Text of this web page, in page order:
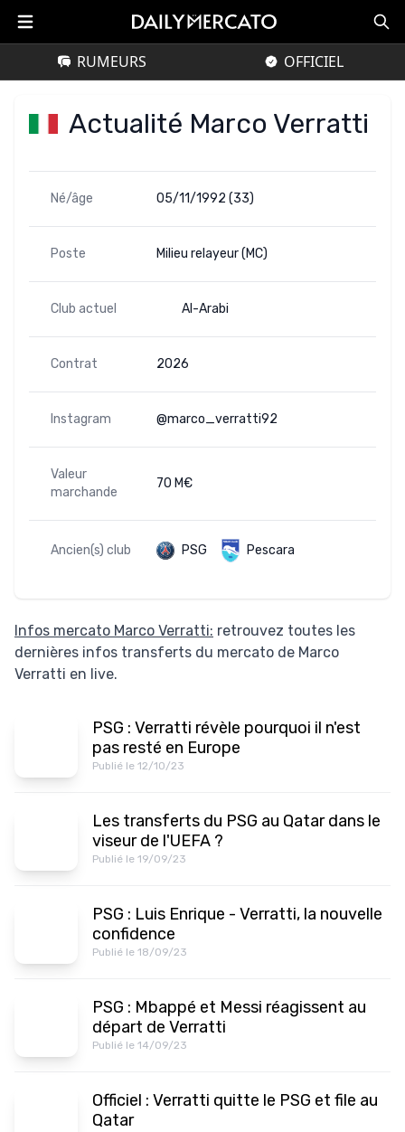
RUMEURS OFFICIEL
Actualité Marco Verratti
Né/âge 05/11/1992 (33)
Poste Milieu relayeur (MC)
Club actuel Al-Arabi
Contrat 2026
Instagram @marco_verratti92
Valeur
marchande
70 M€
Ancien(s) club PSG Pescara
Infos mercato Marco Verratti: retrouvez toutes les
dernières infos transferts du mercato de Marco
Verratti en live.
PSG : Verratti révèle pourquoi il n'est
pas resté en Europe
Publié le 12/10/23
Les transferts du PSG au Qatar dans le
viseur de l'UEFA ?
Publié le 19/09/23
PSG : Luis Enrique - Verratti, la nouvelle
confidence
Publié le 18/09/23
PSG : Mbappé et Messi réagissent au
départ de Verratti
Publié le 14/09/23
Officiel : Verratti quitte le PSG et file au
Qatar